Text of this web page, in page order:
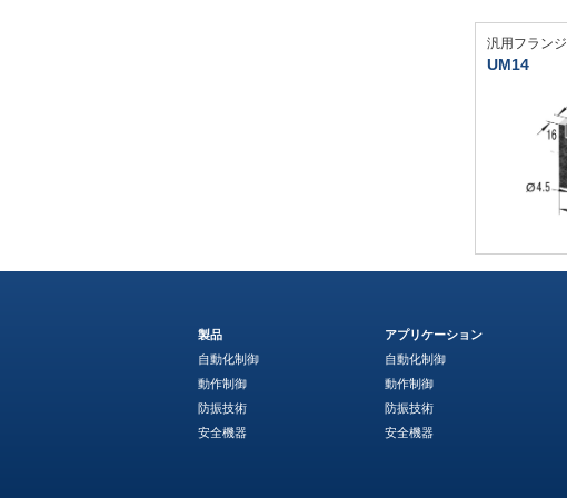
汎用フランジ
UM14
製品
自動化制御
動作制御
防振技術
安全機器
アプリケーション
自動化制御
動作制御
防振技術
安全機器